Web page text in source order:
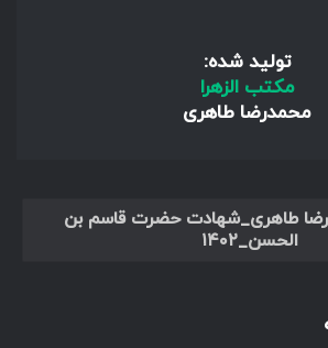
تولید شده:
مکتب الزهرا
محمدرضا طاهری
طاهری_شهادت حضرت قاسم بن
الحسن_۱۴۰۲